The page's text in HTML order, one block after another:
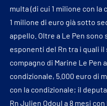
multa (di cui 1 milione con la
1 milione di euro già sotto
appello. Oltre a Le Pen
esponenti del Rn tra i quali
compagno di Marine Le Pen
condizionale, 5.000 euro di
con la condizionale; il
Rn Julien Odoul a 8 mesi